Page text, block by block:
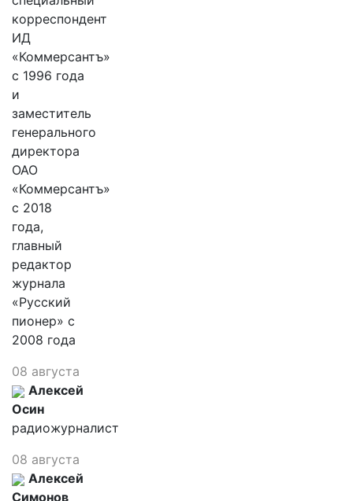
корреспондент
ИД
«Коммерсантъ»
с 1996 года
и
заместитель
генерального
директора
ОАО
«Коммерсантъ»
с 2018
года,
главный
редактор
журнала
«Русский
пионер» с
2008 года
08 августа
Алексей
Осин
радиожурналист
08 августа
Алексей
Симонов